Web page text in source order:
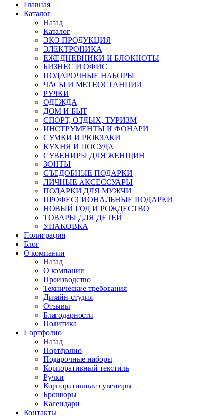
Главная
Каталог
Назад
Каталог
ЭКО ПРОДУКЦИЯ
ЭЛЕКТРОНИКА
ЕЖЕДНЕВНИКИ И БЛОКНОТЫ
БИЗНЕС И ОФИС
ПОДАРОЧНЫЕ НАБОРЫ
ЧАСЫ И МЕТЕОСТАНЦИИ
РУЧКИ
ОДЕЖДА
ДОМ И БЫТ
СПОРТ, ОТДЫХ, ТУРИЗМ
ИНСТРУМЕНТЫ И ФОНАРИ
СУМКИ И РЮКЗАКИ
КУХНЯ И ПОСУДА
СУВЕНИРЫ ДЛЯ ЖЕНЩИН
ЗОНТЫ
СЪЕДОБНЫЕ ПОДАРКИ
ЛИЧНЫЕ АКСЕССУАРЫ
ПОДАРКИ ДЛЯ МУЖЧИ
ПРОФЕССИОНАЛЬНЫЕ ПОДАРКИ
НОВЫЙ ГОД И РОЖДЕСТВО
ТОВАРЫ ДЛЯ ДЕТЕЙ
УПАКОВКА
Полиграфия
Блог
О компании
Назад
О компании
Производство
Технические требования
Дизайн-студия
Отзывы
Благодарности
Политика
Портфолио
Назад
Портфолио
Подарочные наборы
Корпоративный текстиль
Ручки
Корпоративные сувениры
Брошюры
Календари
Контакты